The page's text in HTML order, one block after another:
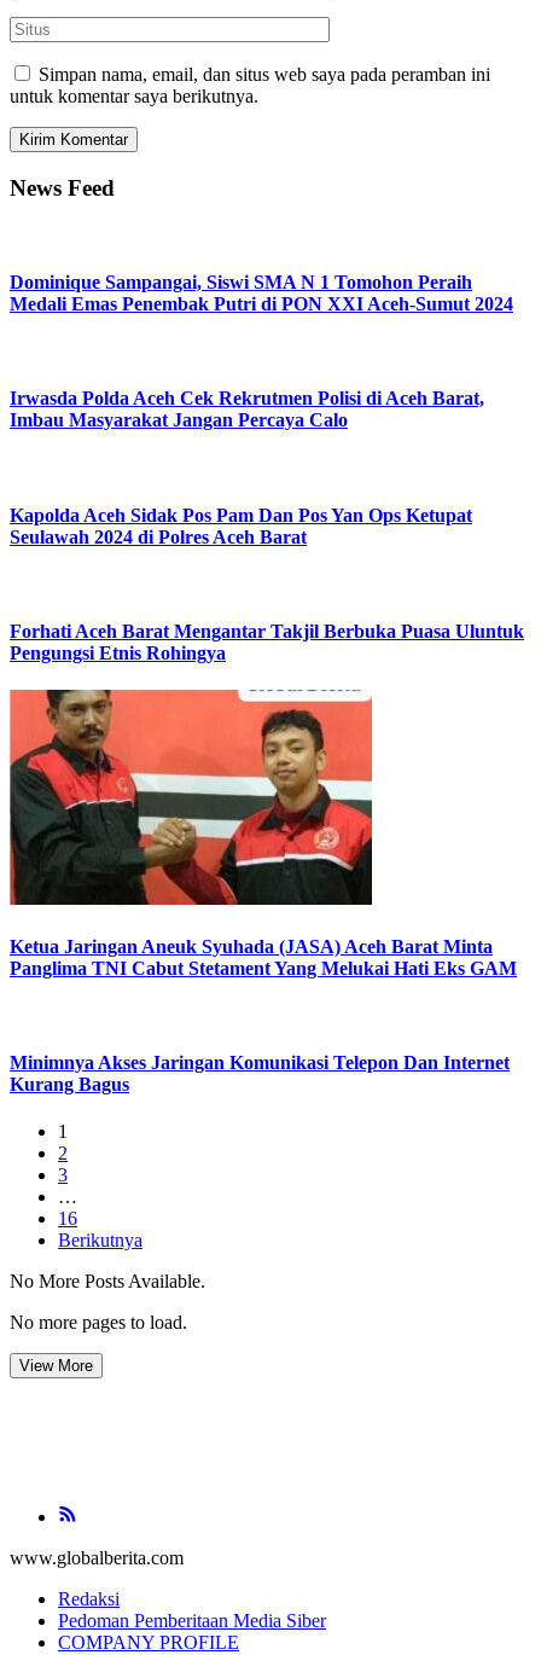
Simpan nama, email, dan situs web saya pada peramban ini
untuk komentar saya berikutnya.
News Feed
Dominique Sampangai, Siswi SMA N 1 Tomohon Peraih
Medali Emas Penembak Putri di PON XXI Aceh-Sumut 2024
Irwasda Polda Aceh Cek Rekrutmen Polisi di Aceh Barat,
Imbau Masyarakat Jangan Percaya Calo
Kapolda Aceh Sidak Pos Pam Dan Pos Yan Ops Ketupat
Seulawah 2024 di Polres Aceh Barat
Forhati Aceh Barat Mengantar Takjil Berbuka Puasa Uluntuk
Pengungsi Etnis Rohingya
Ketua Jaringan Aneuk Syuhada (JASA) Aceh Barat Minta
Panglima TNI Cabut Stetament Yang Melukai Hati Eks GAM
Minimnya Akses Jaringan Komunikasi Telepon Dan Internet
Kurang Bagus
1
2
3
…
16
Berikutnya
No More Posts Available.
No more pages to load.
View More
www.globalberita.com
Redaksi
Pedoman Pemberitaan Media Siber
COMPANY PROFILE